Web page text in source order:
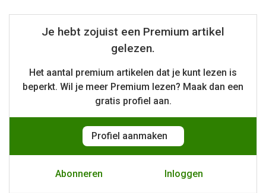
Je hebt zojuist een Premium artikel
gelezen.
Het aantal premium artikelen dat je kunt lezen is
beperkt. Wil je meer Premium lezen? Maak dan een
gratis profiel aan.
Profiel aanmaken
Abonneren Inloggen